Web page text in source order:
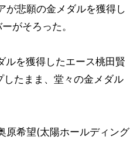
が悲願の金メダルを獲得し
がそろった。
ルを獲得したエース桃田賢
たまま、堂々の金メダル
原希望(太陽ホールディング